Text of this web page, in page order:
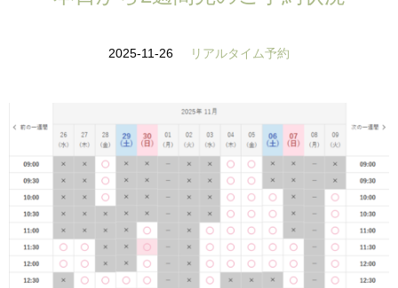
2025-11-26 リアルタイム予約